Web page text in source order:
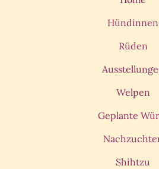
Hündinnen
Rüden
Welpen
Geplante
Shihtzu